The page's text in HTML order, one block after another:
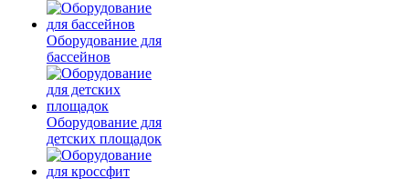
Оборудование для
бассейнов
Оборудование для
детских площадок